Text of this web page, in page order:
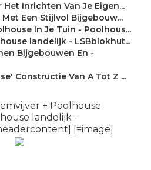
Het Inrichten Van Je Eigen...
Een Stijlvol Bijgebouw...
In Je Tuin - Poolhous...
landelijk - LSBblokhut...
Bijgebouwen En -
Constructie Van A Tot Z ...
+ Poolhouse
landelijk -
[=image]